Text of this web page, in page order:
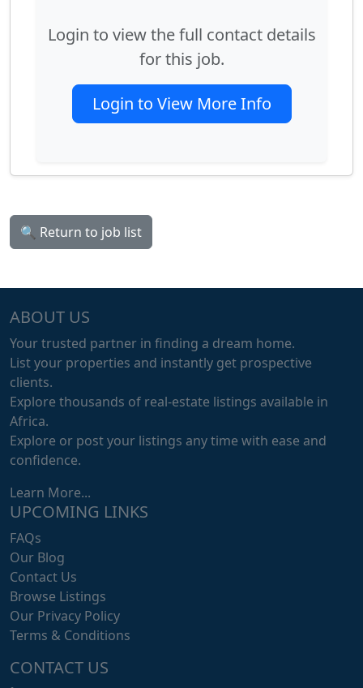
Login to view the full contact details
for this job.
Login to View More Info
🔍 Return to job list
ABOUT US
Your trusted partner in finding a dream home.
List your properties and instantly get prospective
clients.
Explore thousands of real-estate listings available in
Africa.
Explore or post your listings any time with ease and
confidence.
Learn More...
UPCOMING LINKS
FAQs
Our Blog
Contact Us
Browse Listings
Our Privacy Policy
Terms & Conditions
CONTACT US